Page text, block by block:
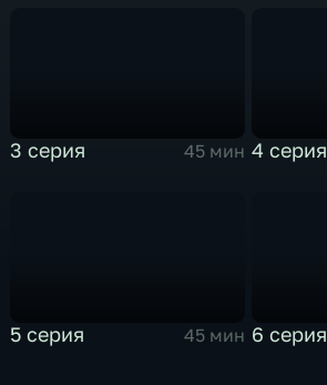
3 серия 45 мин 4 серия
5 серия 45 мин 6 серия